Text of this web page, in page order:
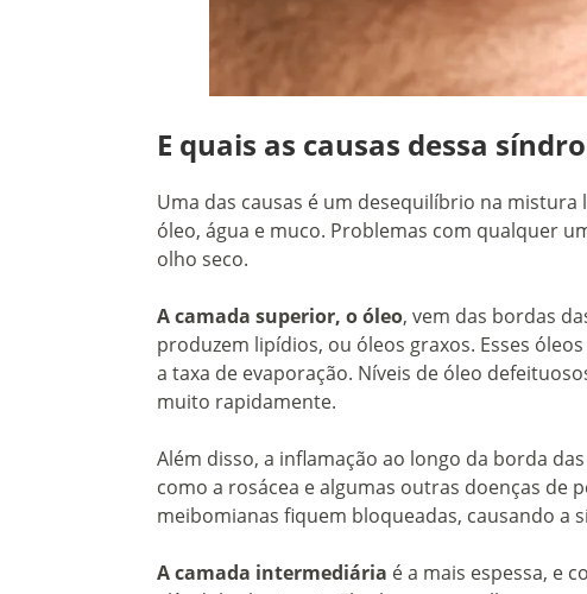
E quais as causas dessa
Uma das causas é um desequilíbrio na
óleo, água e muco. Problemas com qualquer
olho seco.
A camada superior, o óleo, vem das bordas
produzem lipídios, ou óleos graxos. Esses
a taxa de evaporação. Níveis de óleo
muito rapidamente.
Além disso, a inflamação ao longo da borda
como a rosácea e algumas outras doenças de
meibomianas fiquem bloqueadas, causando a
A camada intermediária é a mais espessa, e